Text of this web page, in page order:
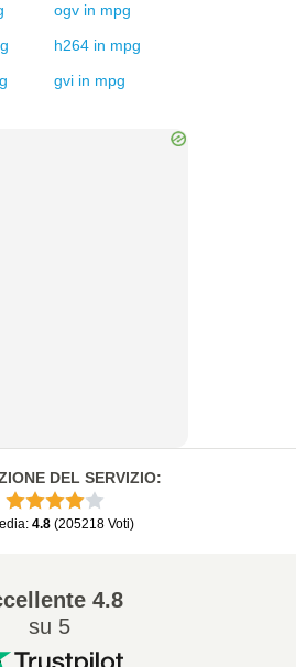
ogv in mpg
h264 in mpg
gvi in mpg
DEL SERVIZIO:
: 4.8 (205218 Voti)
4.8
su 5